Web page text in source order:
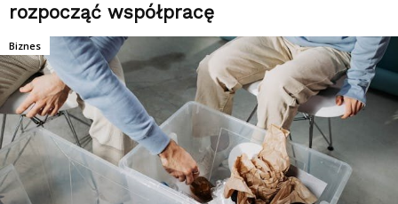
rozpocząć współpracę
Biznes